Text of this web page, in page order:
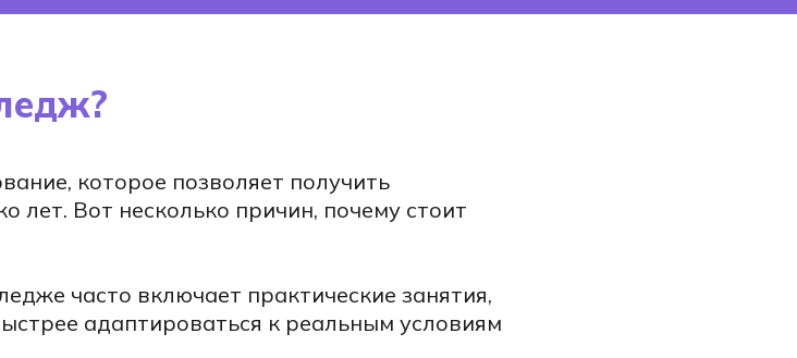
которое позволяет получить
лет. Вот несколько причин, почему стоит
часто включает практические занятия,
адаптироваться к реальным условиям